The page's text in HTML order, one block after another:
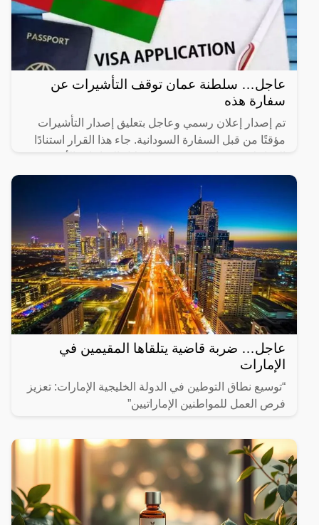
عاجل… سلطنة عمان توقف التأشيرات عن
سفارة هذه
تم إصدار إعلان رسمي وعاجل بتعليق إصدار التأشيرات
مؤقتًا من قبل السفارة السودانية. جاء هذا القرار استنادًا
عاجل… ضربة قاضية يتلقاها المقيمين في
الإمارات
“توسيع نطاق التوطين في الدولة الخليجية الإمارات: تعزيز
فرص العمل للمواطنين الإماراتيين”